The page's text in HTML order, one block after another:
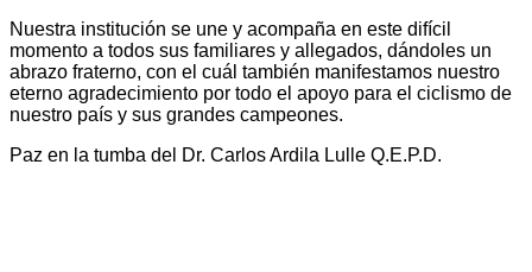
Nuestra institución se une y acompaña en este difícil
momento a todos sus familiares y allegados, dándoles un
abrazo fraterno, con el cuál también manifestamos nuestro
eterno agradecimiento por todo el apoyo para el ciclismo de
nuestro país y sus grandes campeones.
Paz en la tumba del Dr. Carlos Ardila Lulle Q.E.P.D.